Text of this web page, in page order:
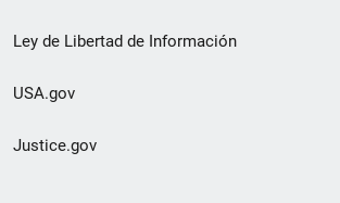
Ley de Libertad de Información
USA.gov
Justice.gov